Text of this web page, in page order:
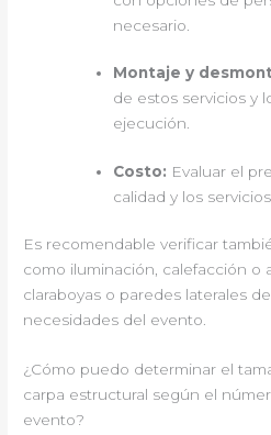
necesario.
Montaje y
de estos servicios y
ejecución.
Costo: Evaluar el
calidad y los
Es recomendable verificar
como iluminación, calefacción o
claraboyas o paredes laterales
necesidades del evento.
¿Cómo puedo determinar el
carpa estructural según el
evento?